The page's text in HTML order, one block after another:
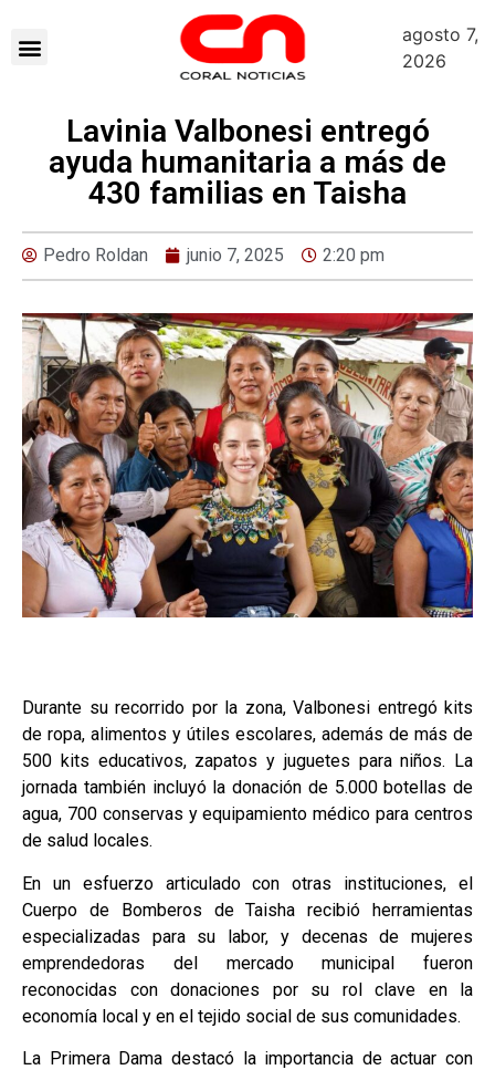
agosto 7,
2026
Lavinia Valbonesi entregó
ayuda humanitaria a más de
430 familias en Taisha
Pedro Roldan junio 7, 2025 2:20 pm
Durante su recorrido por la zona, Valbonesi entregó kits
de ropa, alimentos y útiles escolares, además de más de
500 kits educativos, zapatos y juguetes para niños. La
jornada también incluyó la donación de 5.000 botellas de
agua, 700 conservas y equipamiento médico para centros
de salud locales.
En un esfuerzo articulado con otras instituciones, el
Cuerpo de Bomberos de Taisha recibió herramientas
especializadas para su labor, y decenas de mujeres
emprendedoras del mercado municipal fueron
reconocidas con donaciones por su rol clave en la
economía local y en el tejido social de sus comunidades.
La Primera Dama destacó la importancia de actuar con